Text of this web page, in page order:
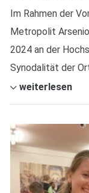
Im Rahmen der
Metropolit
2024 an der
Synodalität der
weiterlesen